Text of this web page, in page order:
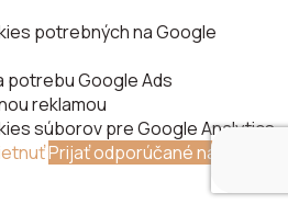
potrebných na Google
potrebu Google Ads
reklamou
súborov pre Google Analytics
Prijať odporúčané nastavenia